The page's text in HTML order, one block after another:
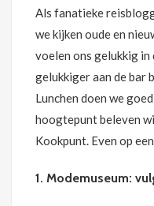
Als fanatieke
we kijken oude en
voelen ons gelukkig in
gelukkiger aan de bar
Lunchen doen we
hoogtepunt beleven
Kookpunt. Even op
1. Modemuseum: